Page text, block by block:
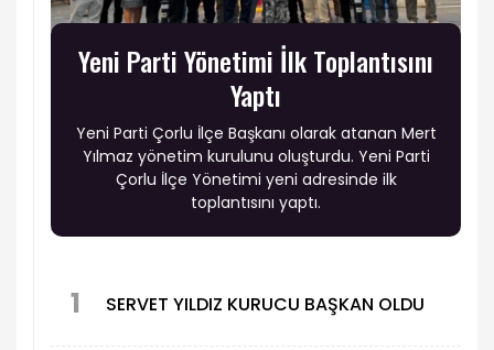
Yeni Parti Yönetimi İlk Toplantısını
Yaptı
Yeni Parti Çorlu İlçe Başkanı olarak atanan Mert
Yılmaz yönetim kurulunu oluşturdu. Yeni Parti
Çorlu İlçe Yönetimi yeni adresinde ilk
toplantısını yaptı.
1 SERVET YILDIZ KURUCU BAŞKAN OLDU